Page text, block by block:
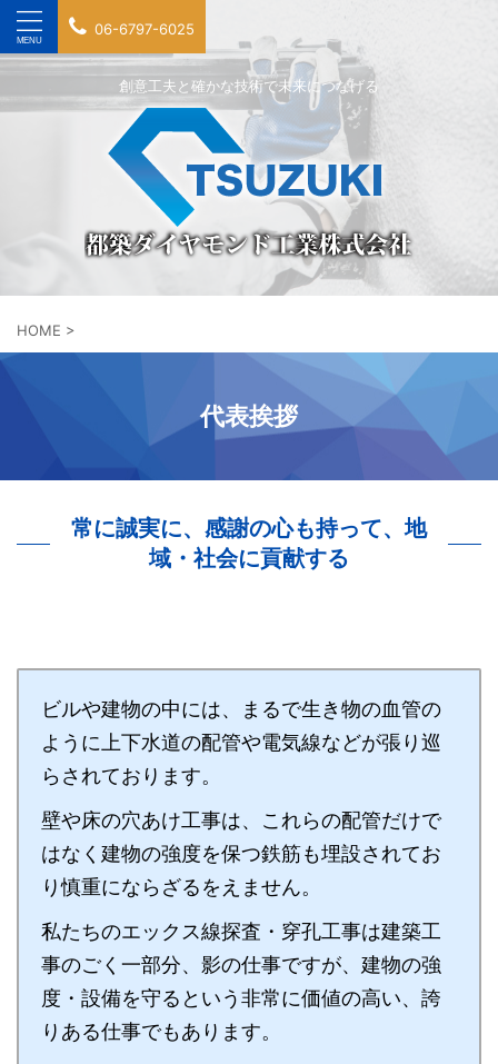
06-6797-6025
創意工夫と確かな技術で未来につなげる
HOME >
代表挨拶
常に誠実に、感謝の心も持って、地
域・社会に貢献する
ビルや建物の中には、まるで生き物の血管の
ように上下水道の配管や電気線などが張り巡
らされております。
壁や床の穴あけ工事は、これらの配管だけで
はなく建物の強度を保つ鉄筋も埋設されてお
り慎重にならざるをえません。
私たちのエックス線探査・穿孔工事は建築工
事のごく一部分、影の仕事ですが、建物の強
度・設備を守るという非常に価値の高い、誇
りある仕事でもあります。